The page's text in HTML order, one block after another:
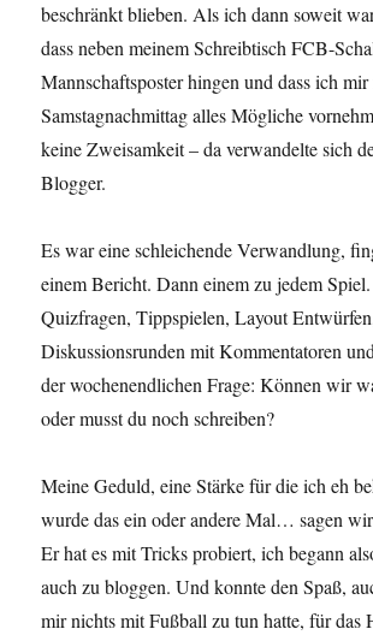
beschränkt blieben. Als ich dann soweit
dass neben meinem Schreibtisch FCB-
Mannschaftsposter hingen und dass ich
Samstagnachmittag alles Mögliche
keine Zweisamkeit – da verwandelte sich
Blogger.
Es war eine schleichende Verwandlung,
einem Bericht. Dann einem zu jedem
Quizfragen, Tippspielen, Layout
Diskussionsrunden mit Kommentatoren
der wochenendlichen Frage: Können wir
oder musst du noch schreiben?
Meine Geduld, eine Stärke für die ich eh
wurde das ein oder andere Mal… sagen
Er hat es mit Tricks probiert, ich begann
auch zu bloggen. Und konnte den Spaß,
mir nichts mit Fußball zu tun hatte, für das